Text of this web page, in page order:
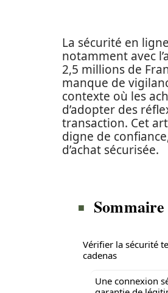
La sécurité en
notamment avec
2,5 millions de
manque de
contexte où les
d’adopter des
transaction. Cet
digne de
d’achat sécurisée.
Sommaire
Vérifier la sécurité
cadenas
Une connexion